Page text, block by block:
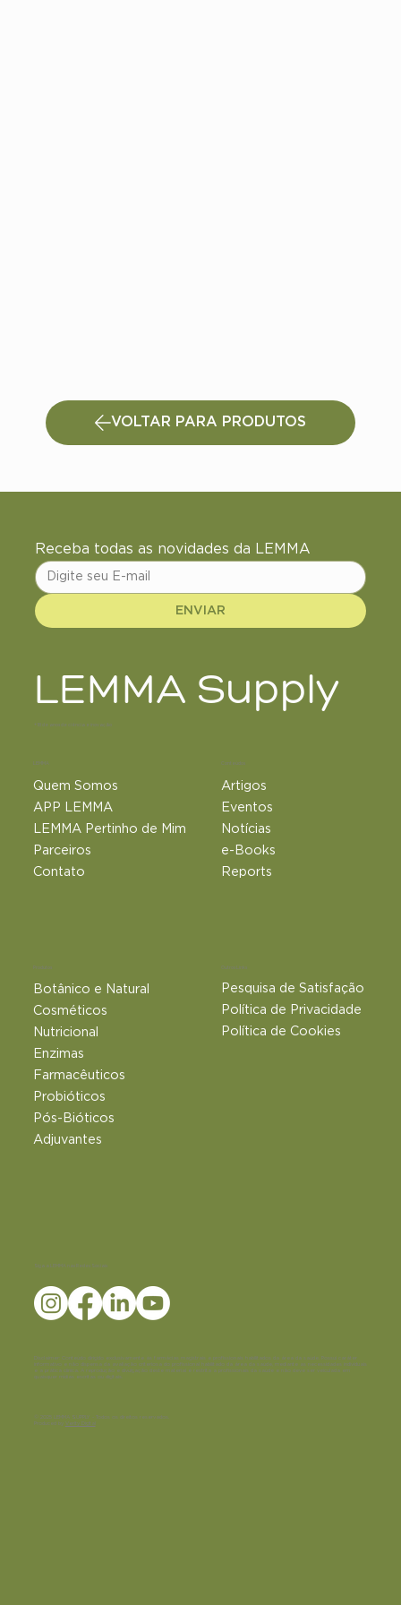
VOLTAR PARA PRODUTOS
Receba todas as novidades da LEMMA
ENVIAR
LEMMA Supply
+18 de anos de ciência e inovação
LEMMA
Quem Somos
APP LEMMA
LEMMA Pertinho de Mim
Parceiros
Contato
Conteúdos
Artigos
Eventos
Notícias
e-Books
Reports
Produtos
Botânico e Natural​
Cosméticos
Nutricional
Enzimas
Farmacêuticos
Probióticos
Pós-Bióticos
Adjuvantes
Outros Links
Pesquisa de Satisfação
Política de Privacidade
Política de Cookies
Siga a LEMMA nas Redes Sociais
Disclaimer:
Conteúdo dirigido exclusivamente às farmácias magistrais e profissionais habilitados da área da saúde. Possui caráter
informativo e não dispensa da avaliação criteriosa do profissional habilitado da área da saúde, mediante as necessidades individuais
e a prática clínica. A reprodução e divulgação deste material é restrita a profissionais da saúde e não deve ser veiculada em
quaisquer mídias escritas ou digitais.
© 2025 LEMMA SUPPLY - Todos os direitos reservados.
Produced by Verity Digital